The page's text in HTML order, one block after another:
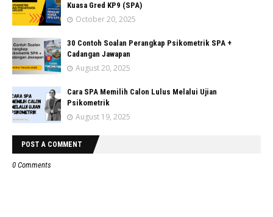
Kuasa Gred KP9 (SPA)
October 20, 2025
30 Contoh Soalan Perangkap Psikometrik SPA +
Cadangan Jawapan
August 20, 2025
Cara SPA Memilih Calon Lulus Melalui Ujian
Psikometrik
August 19, 2025
POST A COMMENT
0 Comments